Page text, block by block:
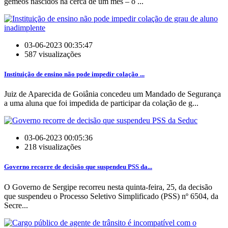
03-06-2023 00:35:47
587 visualizações
Instituição de ensino não pode impedir colação ...
Juiz de Aparecida de Goiânia concedeu um Mandado de Segurança
a uma aluna que foi impedida de participar da colação de g...
03-06-2023 00:05:36
218 visualizações
Governo recorre de decisão que suspendeu PSS da...
O Governo de Sergipe recorreu nesta quinta-feira, 25, da decisão
que suspendeu o Processo Seletivo Simplificado (PSS) nº 6504, da
Secre...